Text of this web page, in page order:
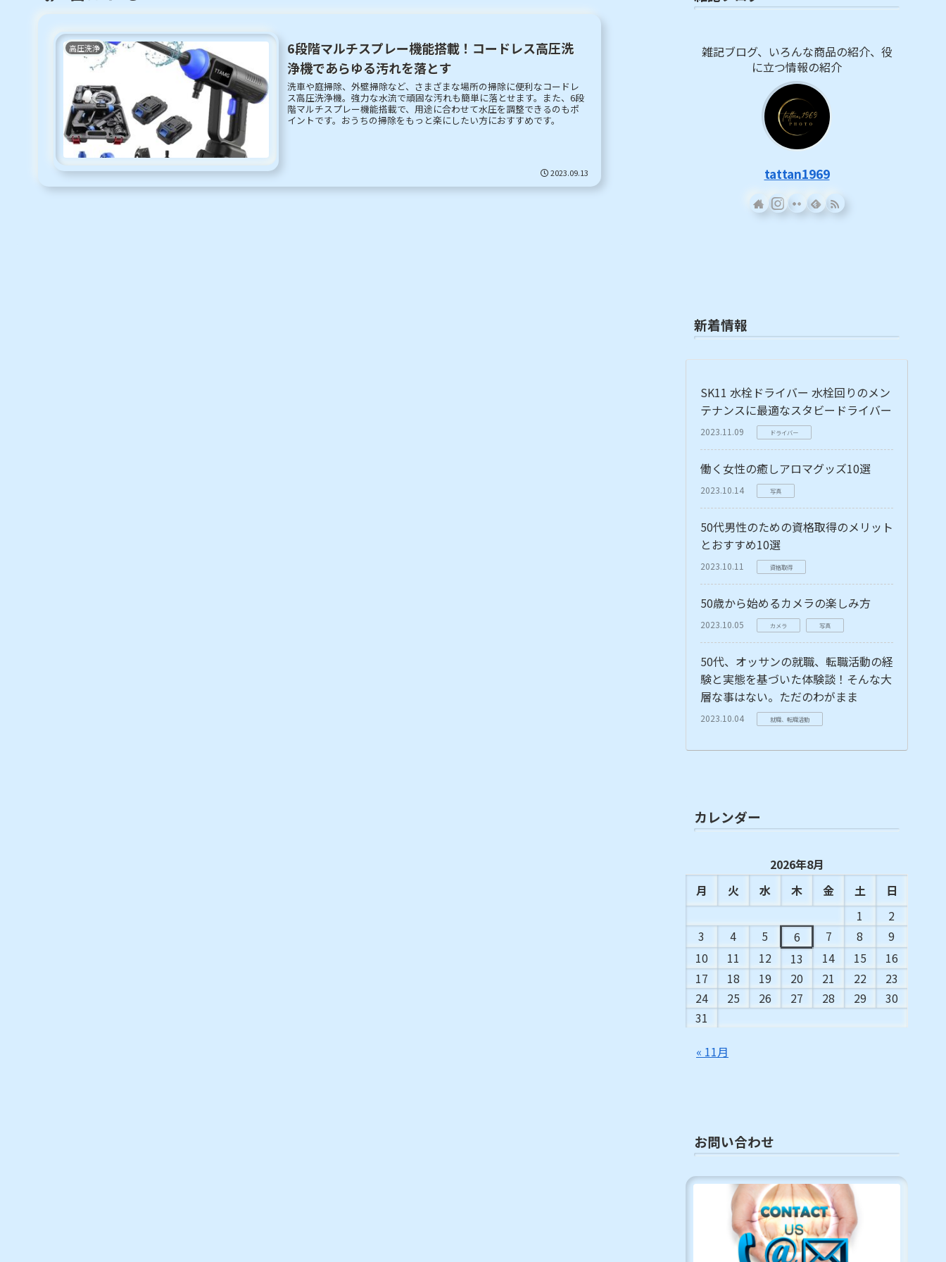
高圧洗浄
6段階マルチスプレー機能搭載！コードレス高圧洗
浄機であらゆる汚れを落とす
洗車や庭掃除、外壁掃除など、さまざまな場所の掃除に便利なコードレ
ス高圧洗浄機。強力な水流で頑固な汚れも簡単に落とせます。また、6段
階マルチスプレー機能搭載で、用途に合わせて水圧を調整できるのもポ
イントです。おうちの掃除をもっと楽にしたい方におすすめです。
2023.09.13
雑記ブログ、いろんな商品の紹介、役
に立つ情報の紹介
tattan1969
新着情報
SK11 水栓ドライバー 水栓回りのメン
テナンスに最適なスタビードライバー
2023.11.09 ドライバー
働く女性の癒しアロマグッズ10選
2023.10.14 写真
50代男性のための資格取得のメリット
とおすすめ10選
2023.10.11 資格取得
50歳から始めるカメラの楽しみ方
2023.10.05 カメラ 写真
50代、オッサンの就職、転職活動の経
験と実態を基づいた体験談！そんな大
層な事はない。ただのわがまま
2023.10.04 就職、転職活動
カレンダー
2026年8月
月
火 水 木 金 土
日
1
2
3
4 5 6 7 8
9
10
11 12 13 14 15
16
17
18 19 20 21 22
23
24
25 26 27 28 29
30
31
« 11月
お問い合わせ